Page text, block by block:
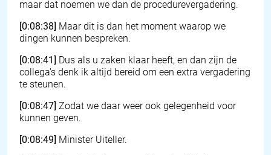
maar dat noemen we dan de procedurevergadering.
[0:08:38] Maar dit is dan het moment waarop we
dingen kunnen bespreken.
[0:08:41] Dus als u zaken klaar heeft, en dan zijn de
collega's denk ik altijd bereid om een extra vergadering
te steunen.
[0:08:47] Zodat we daar weer ook gelegenheid voor
kunnen geven.
[0:08:49] Minister Uiteller.